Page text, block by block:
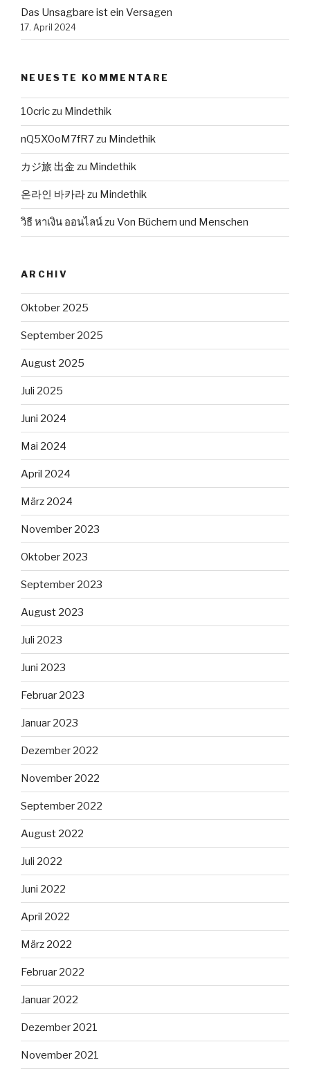
Das Unsagbare ist ein Versagen
17. April 2024
NEUESTE KOMMENTARE
10criczu Mindethik
nQ5X0oM7fR7zu Mindethik
カジ旅 出金 zu Mindethik
온라인 바카라zu Mindethik
วิธี หาเงิน ออนไลน์zu Von Büchern und Menschen
ARCHIV
Oktober 2025
September 2025
August 2025
Juli 2025
Juni 2024
Mai 2024
April 2024
März 2024
November 2023
Oktober 2023
September 2023
August 2023
Juli 2023
Juni 2023
Februar 2023
Januar 2023
Dezember 2022
November 2022
September 2022
August 2022
Juli 2022
Juni 2022
April 2022
März 2022
Februar 2022
Januar 2022
Dezember 2021
November 2021